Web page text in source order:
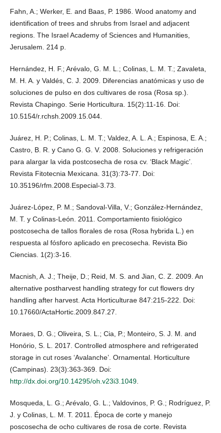
Fahn, A.; Werker, E. and Baas, P. 1986. Wood anatomy and
identification of trees and shrubs from Israel and adjacent
regions. The Israel Academy of Sciences and Humanities,
Jerusalem. 214 p.
Hernández, H. F.; Arévalo, G. M. L.; Colinas, L. M. T.; Zavaleta,
M. H. A. y Valdés, C. J. 2009. Diferencias anatómicas y uso de
soluciones de pulso en dos cultivares de rosa (Rosa sp.).
Revista Chapingo. Serie Horticultura. 15(2):11-16. Doi:
10.5154/r.rchsh.2009.15.044.
Juárez, H. P.; Colinas, L. M. T.; Valdez, A. L. A.; Espinosa, E. A.;
Castro, B. R. y Cano G. G. V. 2008. Soluciones y refrigeración
para alargar la vida postcosecha de rosa cv. ‘Black Magic’.
Revista Fitotecnia Mexicana. 31(3):73-77. Doi:
10.35196/rfm.2008.Especial-3.73.
Juárez-López, P. M.; Sandoval-Villa, V.; González-Hernández,
M. T. y Colinas-León. 2011. Comportamiento fisiológico
postcosecha de tallos florales de rosa (Rosa hybrida L.) en
respuesta al fósforo aplicado en precosecha. Revista Bio
Ciencias. 1(2):3-16.
Macnish, A. J.; Theije, D.; Reid, M. S. and Jian, C. Z. 2009. An
alternative postharvest handling strategy for cut flowers dry
handling after harvest. Acta Horticulturae 847:215-222. Doi:
10.17660/ActaHortic.2009.847.27.
Moraes, D. G.; Oliveira, S. L.; Cia, P.; Monteiro, S. J. M. and
Honório, S. L. 2017. Controlled atmosphere and refrigerated
storage in cut roses ‘Avalanche’. Ornamental. Horticulture
(Campinas). 23(3):363-369. Doi:
http://dx.doi.org/10.14295/oh.v23i3.1049.
Mosqueda, L. G.; Arévalo, G. L.; Valdovinos, P. G.; Rodríguez, P.
J. y Colinas, L. M. T. 2011. Época de corte y manejo
poscosecha de ocho cultivares de rosa de corte. Revista